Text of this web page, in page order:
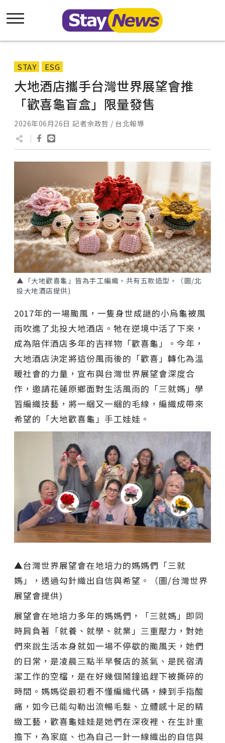
STAY ESG
大地酒店攜手台灣世界展望會推
「歡喜龜盲盒」限量發售
2026年06月26日 記者余政哲 / 台北報導
▲「大地歡喜龜」皆為手工編織，共有五款造型。（圖/北
投大地酒店提供)
2017年的一場颱風，一隻身世成謎的小烏龜被風
雨吹進了北投大地酒店。牠在逆境中活了下來，
成為陪伴酒店多年的吉祥物「歡喜龜」。今年，
大地酒店決定將這份風雨後的「歡喜」轉化為溫
暖社會的力量，宣布與台灣世界展望會深度合
作，邀請花蓮原鄉面對生活風雨的「三就媽」學
習編織技藝，將一綑又一綑的毛線，編織成帶來
希望的「大地歡喜龜」手工娃娃。
▲台灣世界展望會在地培力的媽媽們「三就
媽」，透過勾針織出自信與希望。（圖/台灣世界
展望會提供)
展望會在地培力多年的媽媽們，「三就媽」即同
時肩負著「就養、就學、就業」三重壓力，對她
們來說生活本身就如一場不停歇的颱風天，她們
的日常，是凌晨三點半早餐店的蒸氣、是民宿清
潔工作的空檔，是在好幾個鬧鐘追趕下被撕碎的
時間。媽媽從最初看不懂編織代碼，練到手指酸
痛，如今已能勾勒出流暢毛髮、立體感十足的精
緻工藝，歡喜龜娃娃是她們在深夜裡、在生計重
擔下，為家庭、也為自己一針一線織出的自信與